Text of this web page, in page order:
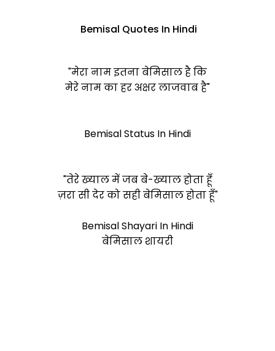
Bemisal Quotes In Hindi
"मेरा नाम इतनाबेमिसालहै कि
मेरे नाम का हर अक्षर लाजवाब है"
Bemisal Status In Hindi
"तेरे ख्याल में जब बे-ख्याल होता हूँ
ज़रा सी देर को सहीबेमिसालहोता हूँ"
Bemisal Shayari In Hindi
बेमिसाल शायरी